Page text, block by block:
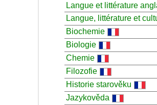
Langue et littérature
Langue, littérature et
Biochemie
Biologie
Chemie
Filozofie
Historie starověku
Jazykověda